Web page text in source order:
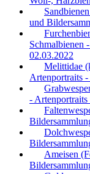
und
Schmalbienen
02.03.2022
Melittidae
Artenportraits -
-
Ameisen